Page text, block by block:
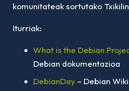
komunitateak sortutako
Iturriak:
What is the Debian
Debian dokumentazioa
DebianDay – Debian Wiki